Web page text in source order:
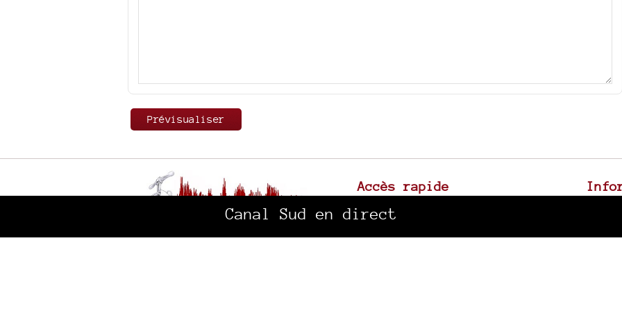
Accès rapide
Canal Sud à Toulouse
Archives sonores
Plan
Canal Sud en direct